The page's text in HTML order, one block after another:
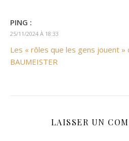
PING :
25/11/2024 À 18:33
Les « rôles que les gens jouent »
BAUMEISTER
LAISSER UN